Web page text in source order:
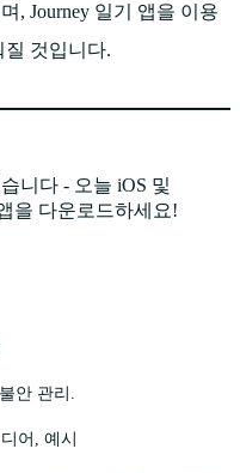
, Journey 일기 앱을 이용
것입니다.
니다 - 오늘 iOS 및
을 다운로드하세요!
안 관리.
어, 예시